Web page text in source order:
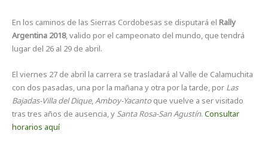
En los caminos de las Sierras Cordobesas se disputará elRally
Argentina 2018, valido por el campeonato del mundo, que tendrá
lugar del 26 al 29 de abril.
El viernes 27 de abril la carrera se trasladará al Valle de Calamuchita
con dos pasadas, una por la mañana y otra por la tarde, por Las
Bajadas-Villa del Dique,Amboy-Yacanto que vuelve a ser visitado
tras tres años de ausencia, y Santa Rosa-San Agustín.Consultar
horarios aquí